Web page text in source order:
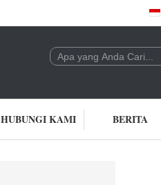
HUBUNGI KAMI BERITA